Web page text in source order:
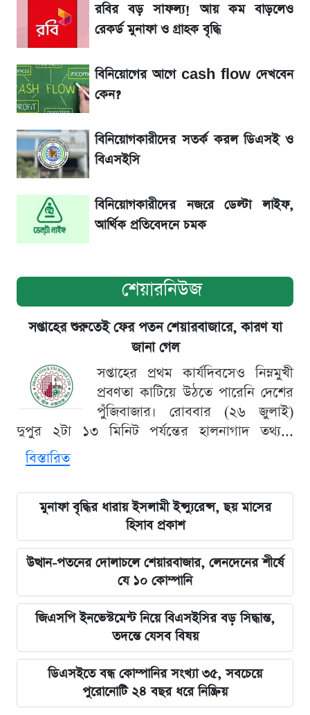
শেখ হাসিনা, মামলা ও দেশে ফেরা নিয়ে খোলামেলা
সাকিব
Sirin Labs Finney: বাংলাদেশে এখন যত
টাকায় পাওয়া যায়
সূর্যগ্রহণের দিন আকাশে চোখ ধাঁধানো দৃশ্য, জেনে নিন
সময় ও স্থান
রবির বড় সাফল্য! আয় কম বাড়লেও
রেকর্ড মুনাফা ও গ্রাহক বৃদ্ধি
বিনিয়োগের আগে cash flow দেখবেন
কেন?
বিনিয়োগকারীদের সতর্ক করল ডিএসই ও
বিএসইসি
বিনিয়োগকারীদের নজরে ডেল্টা লাইফ,
আর্থিক প্রতিবেদনে চমক
শেয়ারনিউজ
সপ্তাহের শুরুতেই ফের পতন শেয়ারবাজারে, কারণ যা
জানা গেল
সপ্তাহের প্রথম কার্যদিবসেও নিম্নমুখী
প্রবণতা কাটিয়ে উঠতে পারেনি দেশের
পুঁজিবাজার। রোববার (২৬ জুলাই)
দুপুর ২টা ১৩ মিনিট পর্যন্তের হালনাগাদ তথ্য...
বিস্তারিত
মুনাফা বৃদ্ধির ধারায় ইসলামী ইন্স্যুরেন্স, ছয় মাসের
হিসাব প্রকাশ
উত্থান-পতনের দোলাচলে শেয়ারবাজার, লেনদেনের শীর্ষে
যে ১০ কোম্পানি
জিএসপি ইনভেস্টমেন্ট নিয়ে বিএসইসির বড় সিদ্ধান্ত,
তদন্তে যেসব বিষয়
ডিএসইতে বন্ধ কোম্পানির সংখ্যা ৩৫, সবচেয়ে
পুরোনোটি ২৪ বছর ধরে নিষ্ক্রিয়